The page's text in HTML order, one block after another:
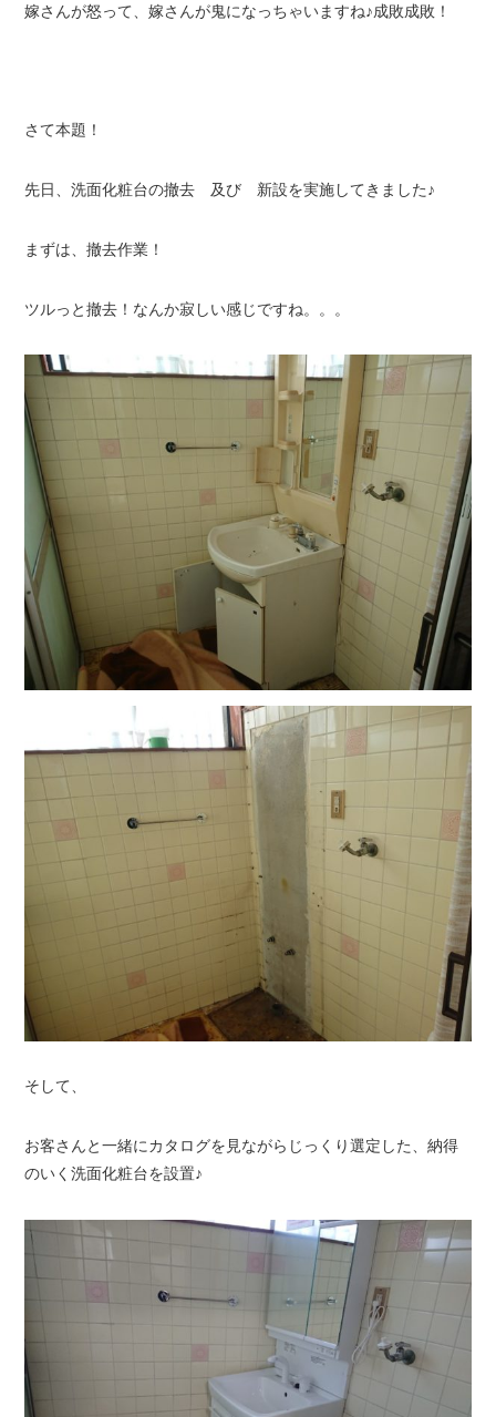
嫁さんが怒って、嫁さんが鬼になっちゃいますね♪成敗成敗！
さて本題！
先日、洗面化粧台の撤去 及び 新設を実施してきました♪
まずは、撤去作業！
ツルっと撤去！なんか寂しい感じですね。。。
そして、
お客さんと一緒にカタログを見ながらじっくり選定した、納得
のいく洗面化粧台を設置♪